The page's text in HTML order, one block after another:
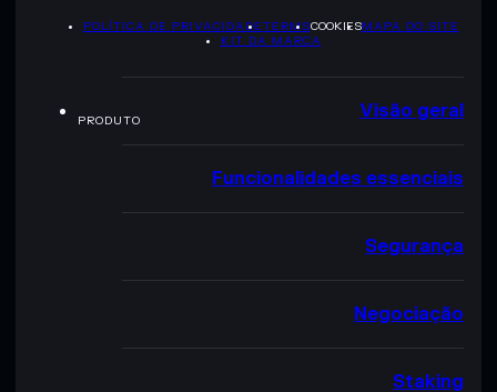
POLÍTICA DE PRIVACIDADETERMSCOOKIESMAPA DO SITE
KIT DA MARCA
PRODUTO Visão geral
Funcionalidades essenciais
Segurança
Negociação
Staking